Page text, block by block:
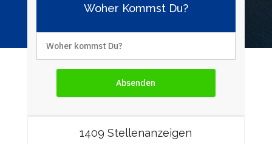
Woher Kommst Du?
1409 Stellenanzeigen